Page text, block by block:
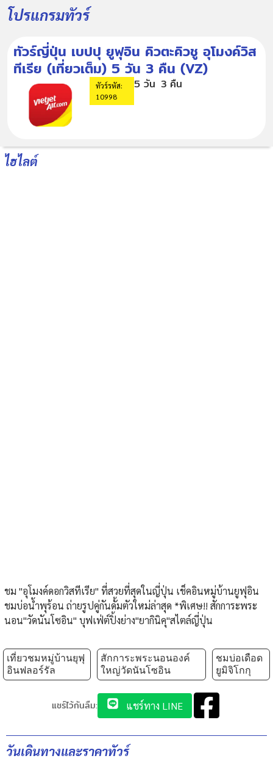
โปรแกรมทัวร์
ทัวร์ญี่ปุ่น เบปปุ ยูฟุอิน คิวตะคิวชู อุโมงค์วิส
ทีเรีย (เที่ยวเต็ม) 5 วัน 3 คืน (VZ)
ทัวร์รหัส:
10998
5 วัน 3 คืน
ไฮไลต์
ชม "อุโมงค์ดอกวิสทีเรีย" ที่สวยที่สุดในญี่ปุ่น เช็คอินหมู่บ้านยูฟุอิน
ชมบ่อน้ำพุร้อน ถ่ายรูปคู่กันดั้มตัวใหม่ล่าสุด *พิเศษ!! สักการะพระ
นอน"วัดนันโซอิน" บุฟเฟ่ต์ปิ้งย่าง"ยากินิคุ"สไตล์ญี่ปุ่น
เที่ยวชมหมู่บ้านยุฟุ
อินฟลอร์รัล
สักการะพระนอนองค์
ใหญ่วัดนันโซอิน
ชมบ่อเดือด
ยูมิจิโกกุ
แชร์ไว้กันลืม: แชร์ทาง LINE
วันเดินทางและราคาทัวร์